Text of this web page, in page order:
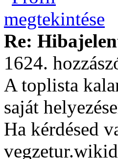
Re:
1624.
A toplista
saját
Ha kérdésed